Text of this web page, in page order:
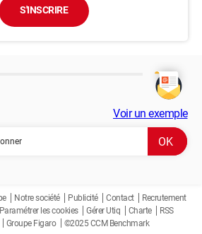
S'INSCRIRE
Voir un exemple
Notre société Publicité Contact
Recrutement
Paramétrer les cookies Gérer Utiq Charte
RSS
Groupe Figaro ©2025 CCM Benchmark